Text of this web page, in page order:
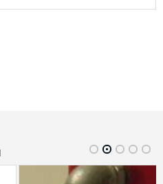
GERELATEERDE PRODUCTEN